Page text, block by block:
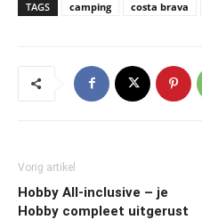
TAGS camping costa brava
Vorig artikel
Hobby All-inclusive – je
Hobby compleet uitgerust